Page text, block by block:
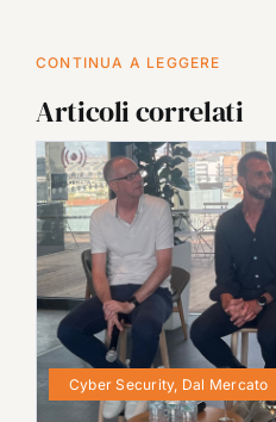
CONTINUA A LEGGERE
Articoli correlati
Cyber Security, Dal Mercato